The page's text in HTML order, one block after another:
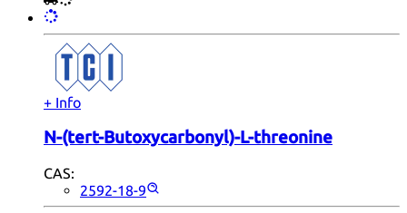
+ Info
N-(tert-Butoxycarbonyl)-L-threonine
CAS:
2592-18-9